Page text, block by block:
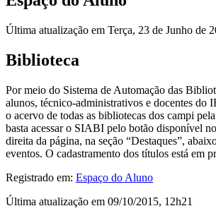
Última atualização em Terça, 23 de Junho de
Biblioteca
Por meio do Sistema de Automação das
alunos, técnico-administrativos e docentes do
o acervo de todas as bibliotecas dos campi
basta acessar o SIABI pelo botão disponível
direita da página, na seção “Destaques”,
eventos. O cadastramento dos títulos está em
Registrado em: Espaço do Aluno
Última atualização em 09/10/2015, 12h21